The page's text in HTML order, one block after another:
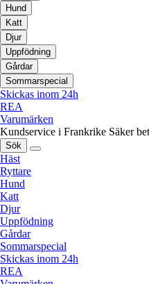
Hund
Katt
Djur
Uppfödning
Gårdar
Sommarspecial
Skickas inom 24h
REA
Varumärken
Kundservice i Frankrike Säker
Sök
Häst
Ryttare
Hund
Katt
Djur
Uppfödning
Gårdar
Sommarspecial
Skickas inom 24h
REA